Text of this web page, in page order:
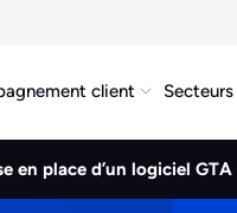
client
en place d’un logiciel GTA